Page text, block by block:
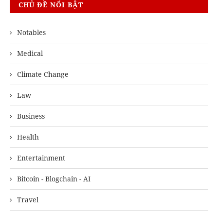
CHỦ ĐỀ NỔI BẬT
Notables
Medical
Climate Change
Law
Business
Health
Entertainment
Bitcoin - Blogchain - AI
Travel